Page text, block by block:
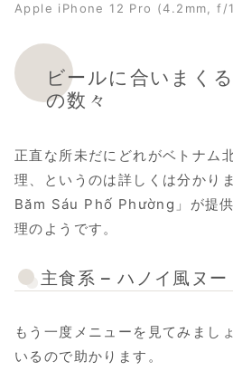
Apple iPhone 12 Pro (4.2mm, f/
ビールに合いまく
の数々
正直な所未だにどれがベトナム
理、というのは詳しくは分かり
Băm Sáu Phố Phường」が提
理のようです。
主食系 – ハノイ風ヌー
もう一度メニューを見てみまし
いるので助かります。